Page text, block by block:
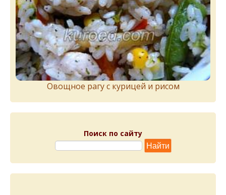
Овощное рагу с курицей и рисом
Поиск по сайту